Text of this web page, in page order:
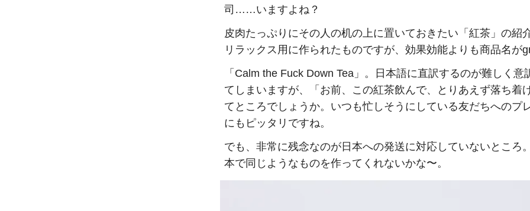
司……いますよね？
皮肉たっぷりにその人の机の上に置いておきたい「紅茶」の紹
リラックス用に作られたものですが、効果効能よりも商品名が
「Calm the Fuck Down Tea」。日本語に直訳するのが難しく意
てしまいますが、「お前、この紅茶飲んで、とりあえず落ち着
てところでしょうか。いつも忙しそうにしている友だちへのプ
にもピッタリですね。
でも、非常に残念なのが日本への発送に対応していないところ
本で同じようなものを作ってくれないかな〜。